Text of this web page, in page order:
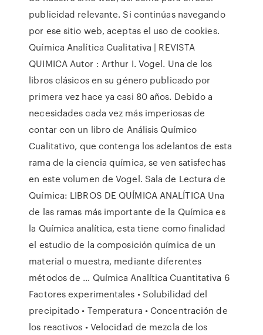
publicidad relevante. Si continúas navegando
por ese sitio web, aceptas el uso de cookies.
Química Analítica Cualitativa | REVISTA
QUIMICA Autor : Arthur I. Vogel. Una de los
libros clásicos en su género publicado por
primera vez hace ya casi 80 años. Debido a
necesidades cada vez más imperiosas de
contar con un libro de Análisis Químico
Cualitativo, que contenga los adelantos de esta
rama de la ciencia química, se ven satisfechas
en este volumen de Vogel. Sala de Lectura de
Química: LIBROS DE QUÍMICA ANALÍTICA Una
de las ramas más importante de la Química es
la Química analítica, esta tiene como finalidad
el estudio de la composición química de un
material o muestra, mediante diferentes
métodos de … Química Analítica Cuantitativa 6
Factores experimentales • Solubilidad del
precipitado • Temperatura • Concentración de
los reactivos • Velocidad de mezcla de los